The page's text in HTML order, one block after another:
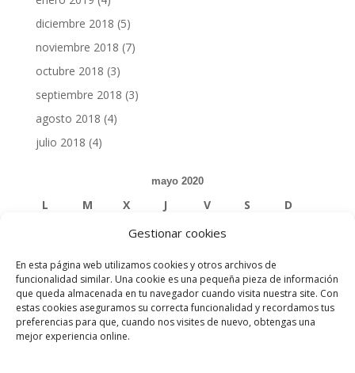
Gestionar cookies
En esta página web utilizamos cookies y otros archivos de
funcionalidad similar. Una cookie es una pequeña pieza de información
que queda almacenada en tu navegador cuando visita nuestra site. Con
estas cookies aseguramos su correcta funcionalidad y recordamos tus
preferencias para que, cuando nos visites de nuevo, obtengas una
mejor experiencia online.
diciembre 2018 (5)
noviembre 2018 (7)
octubre 2018 (3)
septiembre 2018 (3)
agosto 2018 (4)
julio 2018 (4)
mayo 2020
L M X J V S D
1
4 5 6 7 8 9 10
11 12 13 14 15 16 17